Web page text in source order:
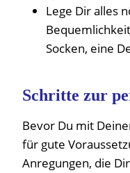
Lege Dir alles
Socken, eine
Schritte zur
Bevor Du mit
für gute
Anregungen, die